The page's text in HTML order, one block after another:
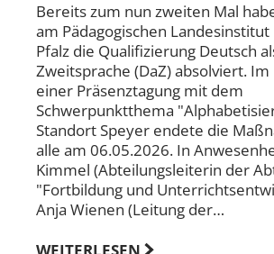
Bereits zum nun zweiten Mal
am Pädagogischen Landesinstitut
Pfalz die Qualifizierung Deutsch
Zweitsprache (DaZ) absolviert. Im
einer Präsenztagung mit dem
Schwerpunktthema
Standort Speyer endete die
alle am 06.05.2026. In
Kimmel (Abteilungsleiterin der
"Fortbildung und
Anja Wienen (Leitung der…